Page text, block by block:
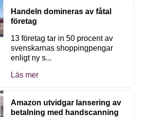
Handeln domineras av fåtal
företag
13 företag tar in 50 procent av
svenskarnas shoppingpengar
enligt ny s...
Läs mer
Amazon utvidgar lansering av
betalning med handscanning